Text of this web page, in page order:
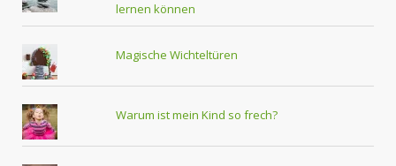
lernen können
Magische Wichteltüren
Warum ist mein Kind so frech?